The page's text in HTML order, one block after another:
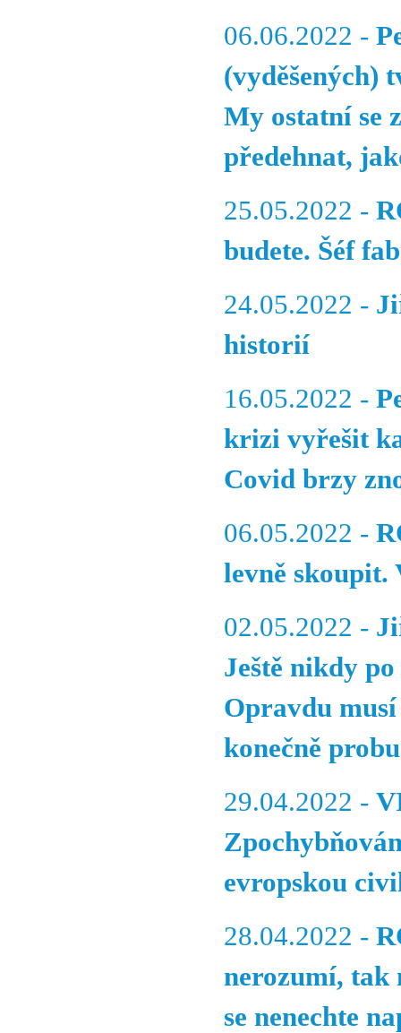
06.06.2022 -
(vyděšených)
My ostatní se
předehnat,
25.05.2022 -
budete. Šéf
24.05.2022 -
historií
16.05.2022 -
krizi vyřešit
Covid brzy
06.05.2022 -
levně skoupit.
02.05.2022 -
Ještě nikdy
Opravdu
konečně
29.04.2022 -
evropskou
28.04.2022 -
nerozumí, tak
se nenechte